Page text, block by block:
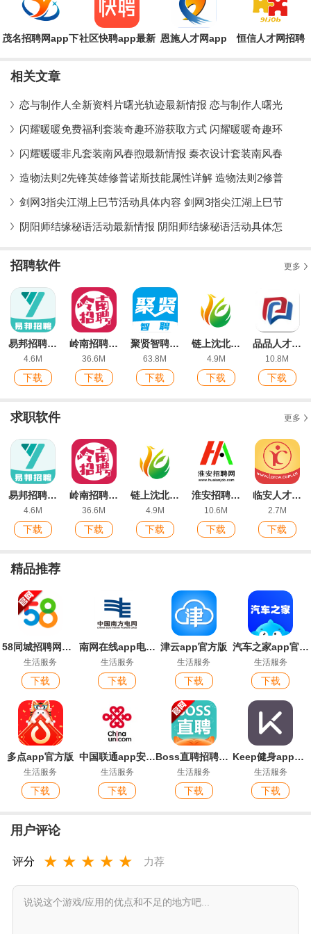
茂名招聘网app下社区快聘app最新 恩施人才网app
恒信人才网招聘
相关文章
恋与制作人全新资料片曙光轨迹最新情报 恋与制作人曙光
闪耀暖暖免费福利套装奇趣环游获取方式 闪耀暖暖奇趣环
闪耀暖暖非凡套装南风春煦最新情报 秦衣设计套装南风春
造物法则2先锋英雄修普诺斯技能属性详解 造物法则2修普
剑网3指尖江湖上巳节活动具体内容 剑网3指尖江湖上巳节
阴阳师结缘秘语活动最新情报 阴阳师结缘秘语活动具体怎
招聘软件 更多
易邦招聘app安卓版
4.6M
下载
岭南招聘网app最新版
36.6M
下载
聚贤智聘app最新版
63.8M
下载
链上沈北平台安卓版
4.9M
下载
品品人才网信阳招聘app最新版
10.8M
下载
求职软件 更多
易邦招聘app安卓版
4.6M
下载
岭南招聘网app最新版
36.6M
下载
链上沈北平台安卓版
4.9M
下载
淮安招聘网app安卓版
10.6M
下载
临安人才网招聘信息网app最新版
2.7M
下载
精品推荐
58同城招聘网找工作app安卓版
生活服务
下载
南网在线app电费查缴软件
生活服务
下载
津云app官方版
生活服务
下载
汽车之家app官方版
生活服务
下载
多点app官方版
生活服务
下载
中国联通app安卓版
生活服务
下载
Boss直聘招聘官方版app
生活服务
下载
Keep健身app官方版
生活服务
下载
用户评论
评分 ★ ★ ★ ★ ★ 力荐